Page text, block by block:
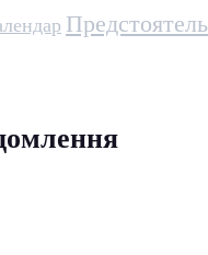
Предстоятель